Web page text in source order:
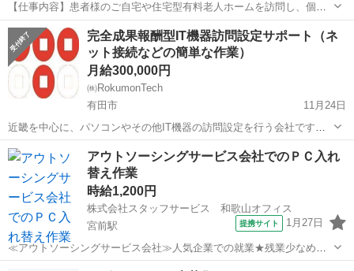
【仕事内容】患者様のご自宅や住宅型有料老人ホームを訪問し、個々
のニーズに応じたリハビリテーションを提供します。運動療法や日常
生活動作の指導を通じて、患者様の機能回復をサポートします。 雇用
期間の定めはありません。 【経験・資格】<...
アルバイト・パート
完全成果報酬型IT機器訪問設定サポート（ネ
ット接続などの簡単な作業）
月給300,000円
㈱RokumonTech
有田市
11月24日
近畿を中心に、パソコンやその他IT機器の訪問設定を行う会社です。
業務量増大の為、新規スタッフを大募集しております。まだまだ小さ
い会社ですが 我々と一緒に働きませんか！ 基本的なお仕事は、指定時
間にお客様宅にご訪問...
和歌山 その他 成果報酬型
アウトソーシングサービス会社でのＰＣ入れ
替え作業
時給1,200円
株式会社スタッフサービス 和歌山オフィス
宮前駅
提携サイト 1月27日
≪アウトソーシングサービス会社≫人気企業での就業★残業少なめで
無理なく働けます♪ 【お仕事の内容】新しいＰＣ入れ替え作業・
その他